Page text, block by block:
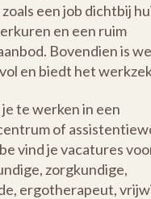
een job dichtbij
en een ruim
Bovendien is
en biedt het
te werken in een
of
vind je vacatures
zorgkundige,
ergotherapeut,